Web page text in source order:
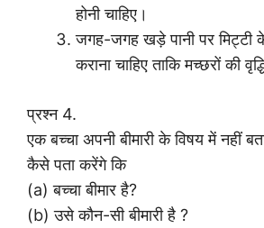
होनी चाहिए।
जगह-जगह खड़े पानी पर मिट्टी
कराना चाहिए ताकि मच्छरों की
प्रश्न 4.
एक बच्चा अपनी बीमारी के विषय में नहीं
कैसे पता करेंगे कि
(a) बच्चा बीमार है?
(b) उसे कौन-सी बीमारी है ?